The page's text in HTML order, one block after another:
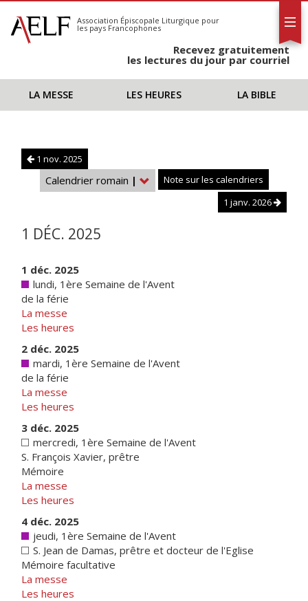
S'abonner
Calendrier
Association Épiscopale Liturgique pour
les pays Francophones
Recevez gratuitement
les lectures du jour par courriel
LA MESSE LES HEURES LA BIBLE
1 nov. 2025
Calendrier romain |
Note sur les calendriers
1 janv. 2026
1 DÉC. 2025
1 déc. 2025
lundi, 1ère Semaine de l'Avent
de la férie
La messe
Les heures
2 déc. 2025
mardi, 1ère Semaine de l'Avent
de la férie
La messe
Les heures
3 déc. 2025
mercredi, 1ère Semaine de l'Avent
S. François Xavier, prêtre
Mémoire
La messe
Les heures
4 déc. 2025
jeudi, 1ère Semaine de l'Avent
S. Jean de Damas, prêtre et docteur de l'Eglise
Mémoire facultative
La messe
Les heures